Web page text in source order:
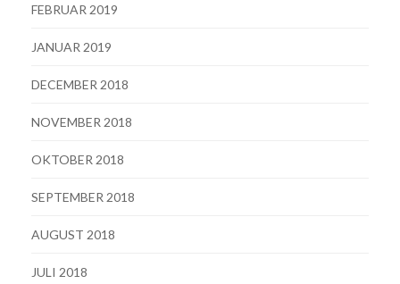
FEBRUAR 2019
JANUAR 2019
DECEMBER 2018
NOVEMBER 2018
OKTOBER 2018
SEPTEMBER 2018
AUGUST 2018
JULI 2018